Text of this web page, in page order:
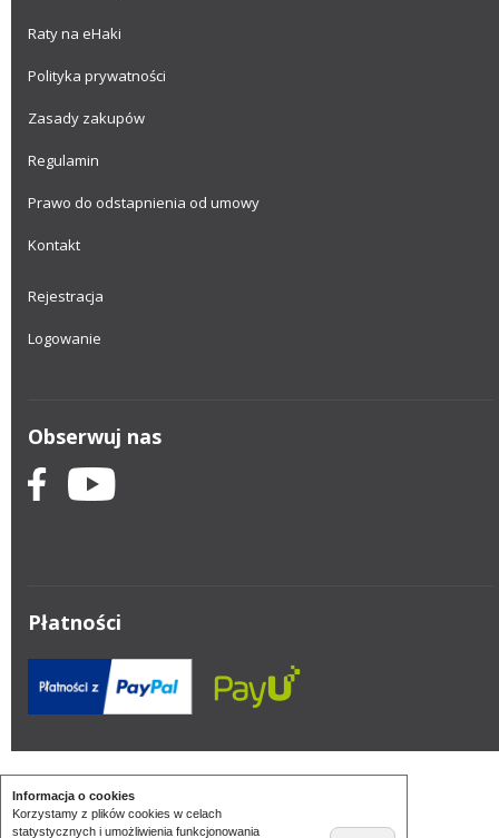
Informacja o cookies
Korzystamy z plików cookies w celach
statystycznych i umożliwienia funkcjonowania
Raty na eHaki
Polityka prywatności
Zasady zakupów
Regulamin
Prawo do odstapnienia od umowy
Kontakt
Rejestracja
Logowanie
Obserwuj nas
Płatności